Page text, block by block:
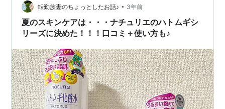
た。 スティックタイプも使っていて、それは常に持ち歩
いて…
転勤族妻のちょっとしたお話♪ • 3年前
夏のスキンケアは・・・ナチュリエのハトムギシ
リーズに決めた！！！口コミ＋使い方も♪